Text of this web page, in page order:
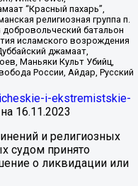
“Красный пахарь”,
религиозная группа п.
батальон
исламского возрождения
джамаат,
Маньяки Культ Убийц,
России, Айдар, Русский
i-ekstremistskie-
16.11.2023
и религиозных
судом принято
о ликвидации или